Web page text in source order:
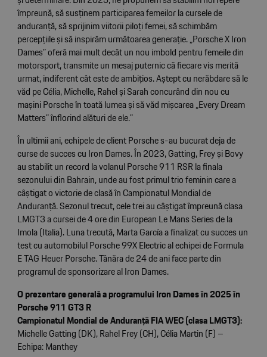
împreună, să susținem participarea femeilor la cursele de
anduranță, să sprijinim viitorii piloți femei, să schimbăm
percepțiile și să inspirăm următoarea generație. „Porsche X Iron
Dames” oferă mai mult decât un nou imbold pentru femeile din
motorsport, transmite un mesaj puternic că fiecare vis merită
urmat, indiferent cât este de ambițios. Aștept cu nerăbdare să le
văd pe Célia, Michelle, Rahel și Sarah concurând din nou cu
mașini Porsche în toată lumea și să văd mișcarea „Every Dream
Matters” înflorind alături de ele.”
În ultimii ani, echipele de client Porsche s-au bucurat deja de
curse de succes cu Iron Dames. În 2023, Gatting, Frey și Bovy
au stabilit un record la volanul Porsche 911 RSR la finala
sezonului din Bahrain, unde au fost primul trio feminin care a
câștigat o victorie de clasă în Campionatul Mondial de
Anduranță. Sezonul trecut, cele trei au câștigat împreună clasa
LMGT3 a cursei de 4 ore din European Le Mans Series de la
Imola (Italia). Luna trecută, Marta García a finalizat cu succes un
test cu automobilul Porsche 99X Electric al echipei de Formula
E TAG Heuer Porsche. Tânăra de 24 de ani face parte din
programul de sponsorizare al Iron Dames.
O prezentare generală a programului Iron Dames în 2025 în
Porsche 911 GT3 R
Campionatul Mondial de Anduranță FIA WEC (clasa LMGT3):
Michelle Gatting (DK), Rahel Frey (CH), Célia Martin (F) –
Echipa: Manthey